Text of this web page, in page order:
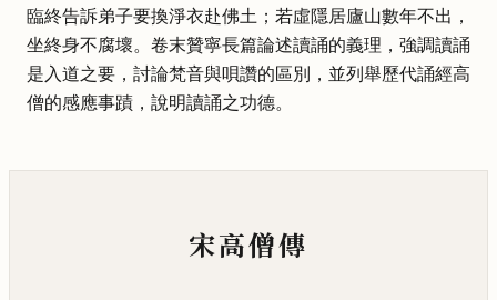
臨終告訴弟子要換淨衣赴佛土；若虛隱居廬山數年不出，
坐終身不腐壞。卷末贊寧長篇論述讀誦的義理，強調讀誦
是入道之要，討論梵音與唄讚的區別，並列舉歷代誦經高
僧的感應事蹟，說明讀誦之功德。
宋高僧傳